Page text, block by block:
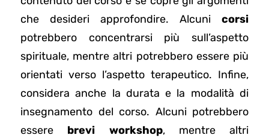
che desideri approfondire. Alcuni corsi
potrebbero concentrarsi più sull’aspetto
spirituale, mentre altri potrebbero essere più
orientati verso l’aspetto terapeutico. Infine,
considera anche la durata e la modalità di
insegnamento del corso. Alcuni potrebbero
essere brevi workshop, mentre altri